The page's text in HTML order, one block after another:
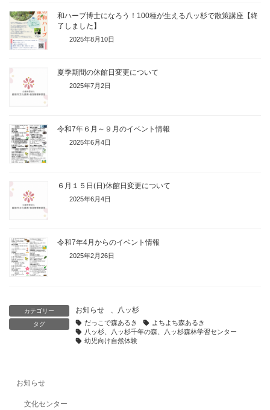
和ハーブ博士になろう！100種が生える八ッ杉で散策講座【終
了しました】
2025年8月10日
夏季期間の休館日変更について
2025年7月2日
令和7年６月～９月のイベント情報
2025年6月4日
６月１５日(日)休館日変更について
2025年6月4日
令和7年4月からのイベント情報
2025年2月26日
カテゴリー お知らせ 八ッ杉
タグ だっこで森あるき
よちよち森あるき
八ッ杉、八ッ杉千年の森、八ッ杉森林学習センター
幼児向け自然体験
お知らせ
文化センター